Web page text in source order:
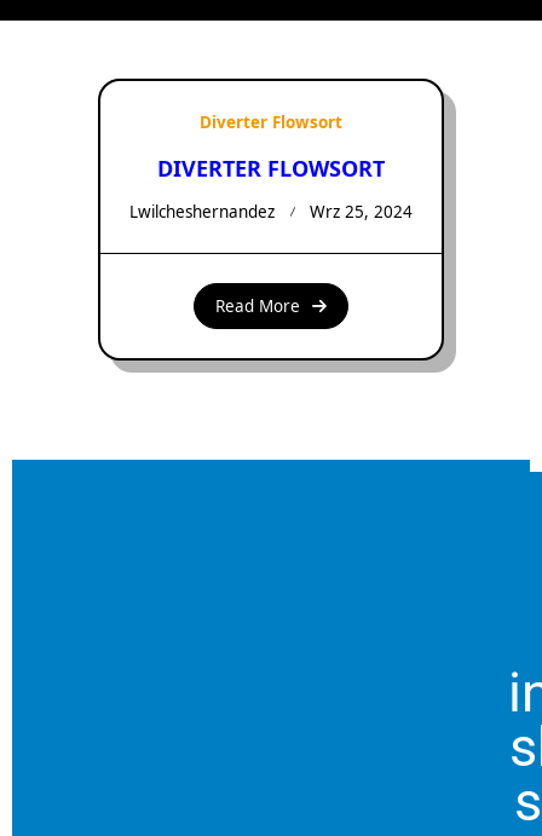
Diverter Flowsort
DIVERTER FLOWSORT
Lwilcheshernandez Wrz 25, 2024
Read More